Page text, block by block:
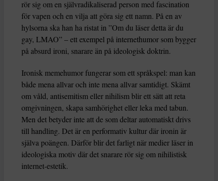
rör sig om en självradikaliserad person med fascination
för vapen och en vilja att göra sig ett namn. På en av
hylsorna ska han ha ristat in ”Om du läser detta är du
gay, LMAO” – ett exempel på internethumor som bygger
på absurd ironi, snarare än på ideologisk doktrin.
Ironisk memehumor fungerar som ett språkspel: man kan
både mena allvar och inte mena allvar samtidigt. Skämt
om våld, antisemitism eller nihilism blir ett sätt att reta
omgivningen, skapa samhörighet eller leka med tabun.
Men det betyder inte att de som deltar automatiskt drivs
till handling. Det är en performativ kultur där ironin är
själva poängen. Därför blir det farligt när medier läser in
ideologiska motiv där det snarare rör sig om nihilistisk
internet-estetik.